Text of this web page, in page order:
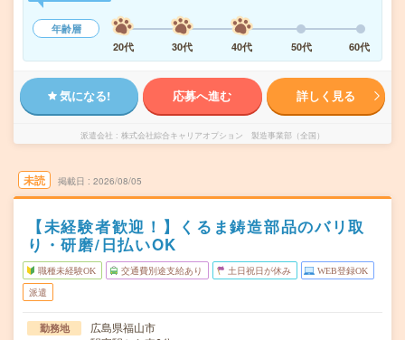
年齢層
20代
30代 40代 50代 60代
気になる! 応募へ進む 詳しく見る
派遣会社 株式会社綜合キャリアオプション 製造事業部（全国）
未読 掲載日 2026/08/05
【未経験者歓迎！】くるま鋳造部品のバリ取
り・研磨/日払いOK
職種未経験OK 交通費別途支給あり 土日祝日が休み WEB登録OK
派遣
勤務地
広島県福山市